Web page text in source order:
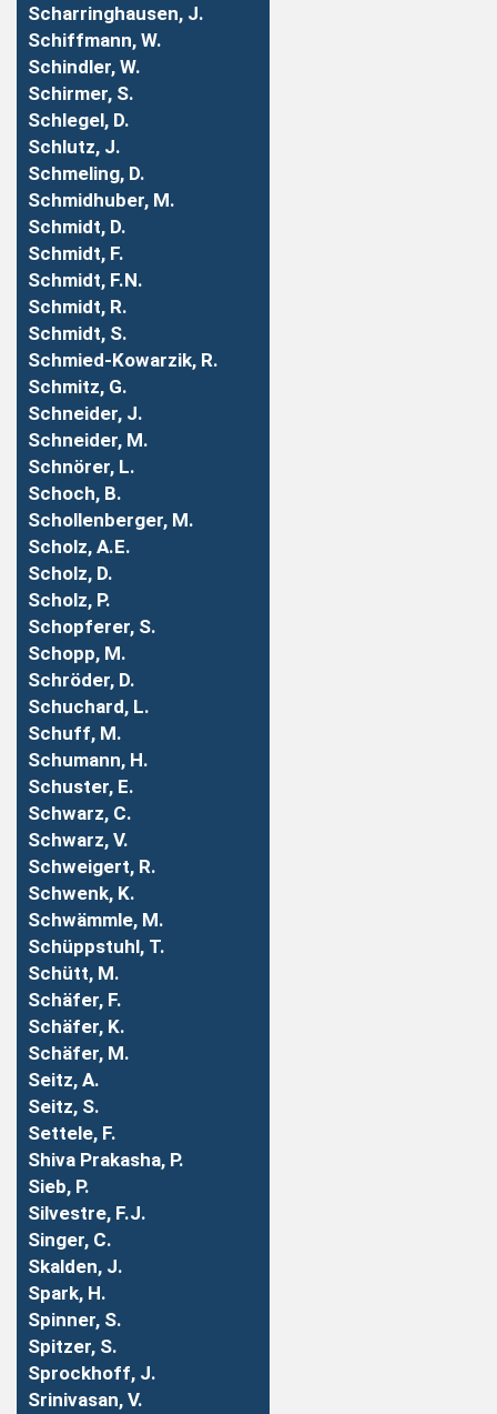
Scharringhausen, J.
Schiffmann, W.
Schindler, W.
Schirmer, S.
Schlegel, D.
Schlutz, J.
Schmeling, D.
Schmidhuber, M.
Schmidt, D.
Schmidt, F.
Schmidt, F.N.
Schmidt, R.
Schmidt, S.
Schmied-Kowarzik, R.
Schmitz, G.
Schneider, J.
Schneider, M.
Schnörer, L.
Schoch, B.
Schollenberger, M.
Scholz, A.E.
Scholz, D.
Scholz, P.
Schopferer, S.
Schopp, M.
Schröder, D.
Schuchard, L.
Schuff, M.
Schumann, H.
Schuster, E.
Schwarz, C.
Schwarz, V.
Schweigert, R.
Schwenk, K.
Schwämmle, M.
Schüppstuhl, T.
Schütt, M.
Schäfer, F.
Schäfer, K.
Schäfer, M.
Seitz, A.
Seitz, S.
Settele, F.
Shiva Prakasha, P.
Sieb, P.
Silvestre, F.J.
Singer, C.
Skalden, J.
Spark, H.
Spinner, S.
Spitzer, S.
Sprockhoff, J.
Srinivasan, V.